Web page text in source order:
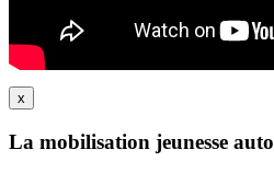
x
La mobilisation jeunesse